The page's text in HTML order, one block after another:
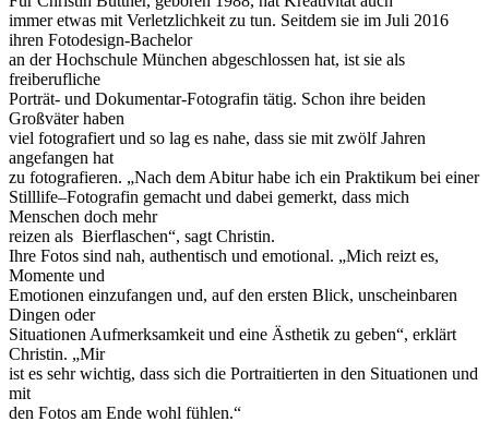
immer etwas mit Verletzlichkeit zu tun. Seitdem sie im Juli 2016
ihren Fotodesign-Bachelor
an der Hochschule München abgeschlossen hat, ist sie als
freiberufliche
Porträt- und Dokumentar-Fotografin tätig. Schon ihre beiden
Großväter haben
viel fotografiert und so lag es nahe, dass sie mit zwölf Jahren
angefangen hat
zu fotografieren. „Nach dem Abitur habe ich ein Praktikum bei einer
Stilllife–Fotografin gemacht und dabei gemerkt, dass mich
Menschen doch mehr
reizen als Bierflaschen“, sagt Christin.
Ihre Fotos sind nah, authentisch und emotional. „Mich reizt es,
Momente und
Emotionen einzufangen und, auf den ersten Blick, unscheinbaren
Dingen oder
Situationen Aufmerksamkeit und eine Ästhetik zu geben“, erklärt
Christin. „Mir
ist es sehr wichtig, dass sich die Portraitierten in den Situationen und
mit
den Fotos am Ende wohl fühlen.“